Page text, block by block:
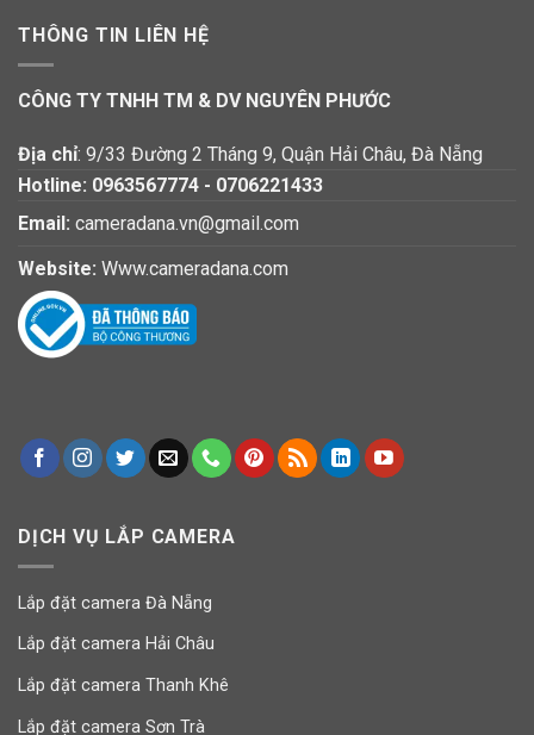
THÔNG TIN LIÊN HỆ
CÔNG TY TNHH TM & DV NGUYÊN PHƯỚC
Địa chỉ: 9/33 Đường 2 Tháng 9, Quận Hải Châu, Đà Nẵng
Hotline: 0963567774 - 0706221433
Email: cameradana.vn@gmail.com
Website: Www.cameradana.com
DỊCH VỤ LẮP CAMERA
Lắp đặt camera Đà Nẵng
Lắp đặt camera Hải Châu
Lắp đặt camera Thanh Khê
Lắp đặt camera Sơn Trà